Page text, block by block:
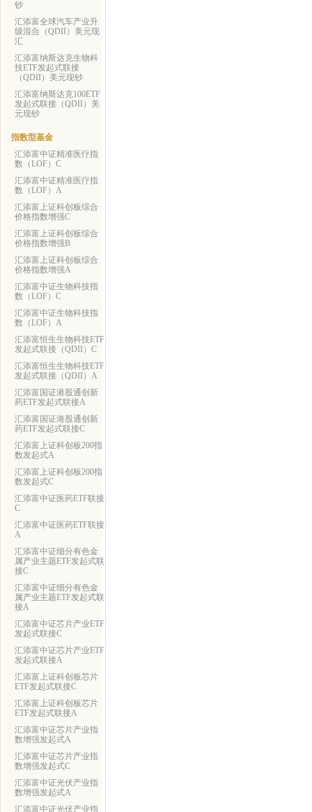
钞
汇添富全球汽车产业升
级混合（QDII）美元现
汇
汇添富纳斯达克生物科
技ETF发起式联接
（QDII）美元现钞
汇添富纳斯达克100ETF
发起式联接（QDII）美
元现钞
指数型基金
汇添富中证精准医疗指
数（LOF）C
汇添富中证精准医疗指
数（LOF）A
汇添富上证科创板综合
价格指数增强C
汇添富上证科创板综合
价格指数增强B
汇添富上证科创板综合
价格指数增强A
汇添富中证生物科技指
数（LOF）C
汇添富中证生物科技指
数（LOF）A
汇添富恒生生物科技ETF
发起式联接（QDII）C
汇添富恒生生物科技ETF
发起式联接（QDII）A
汇添富国证港股通创新
药ETF发起式联接A
汇添富国证港股通创新
药ETF发起式联接C
汇添富上证科创板200指
数发起式A
汇添富上证科创板200指
数发起式C
汇添富中证医药ETF联接
C
汇添富中证医药ETF联接
A
汇添富中证细分有色金
属产业主题ETF发起式联
接C
汇添富中证细分有色金
属产业主题ETF发起式联
接A
汇添富中证芯片产业ETF
发起式联接C
汇添富中证芯片产业ETF
发起式联接A
汇添富上证科创板芯片
ETF发起式联接C
汇添富上证科创板芯片
ETF发起式联接A
汇添富中证芯片产业指
数增强发起式A
汇添富中证芯片产业指
数增强发起式C
汇添富中证光伏产业指
数增强发起式A
汇添富中证光伏产业指